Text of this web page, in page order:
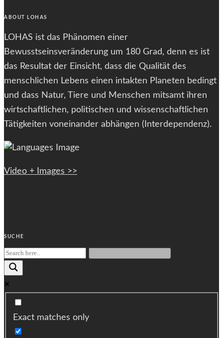
ABOUT LOHAS
LOHAS ist das Phänomen einer
Bewusstseinsveränderung um 180 Grad, denn es ist
das Resultat der Einsicht, dass die Qualität des
menschlichen Lebens einen intakten Planeten bedingt
und dass Natur, Tiere und Menschen mitsamt ihren
wirtschaftlichen, politischen und wissenschaftlichen
Tätigkeiten voneinander abhängen (Interdependenz).
Video + Images >>
SUCHE
Exact matches only